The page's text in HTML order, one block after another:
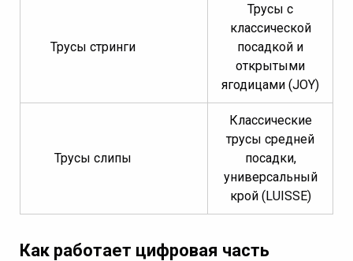
Трусы стринги
Трусы с
классической
посадкой и
открытыми
ягодицами (JOY)
Трусы слипы
Классические
трусы средней
посадки,
универсальный
крой (LUISSE)
Как работает цифровая часть